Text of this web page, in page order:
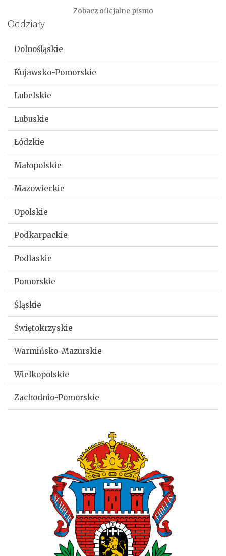
Zobacz oficjalne pismo
Oddziały
Dolnośląskie
Kujawsko-Pomorskie
Lubelskie
Lubuskie
Łódzkie
Małopolskie
Mazowieckie
Opolskie
Podkarpackie
Podlaskie
Pomorskie
Śląskie
Świętokrzyskie
Warmińsko-Mazurskie
Wielkopolskie
Zachodnio-Pomorskie